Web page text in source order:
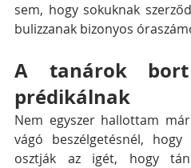
sem, hogy sokuknak
bulizzanak bizonyos
A tanárok
prédikálnak
Nem egyszer hallottam
vágó beszélgetésnél,
osztják az igét, hogy